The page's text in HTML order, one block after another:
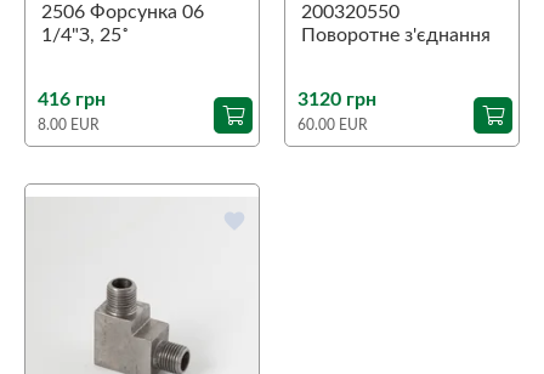
2506 Форсунка 06
1/4"З, 25˚
416 грн
8.00 EUR
200320550
Поворотне з'єднання
3120 грн
60.00 EUR
favorite